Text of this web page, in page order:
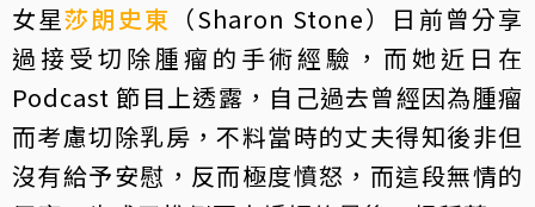
女星莎朗史東 （Sharon Stone）日前曾分享
過接受切除腫瘤的手術經驗，而她近日在
Podcast 節目上透露，自己過去曾經因為腫瘤
而考慮切除乳房，不料當時的丈夫得知後非但
沒有給予安慰，反而極度憤怒，而這段無情的